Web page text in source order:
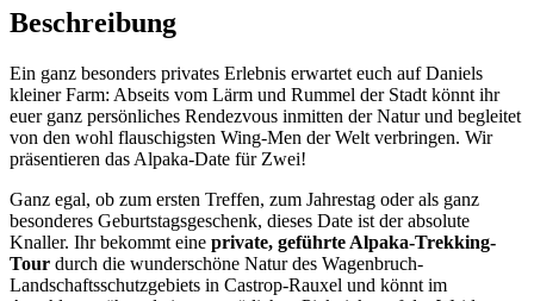
-
14:00
Menge
Beschreibung
Ein ganz besonders privates Erlebnis erwartet euch auf Daniels
kleiner Farm: Abseits vom Lärm und Rummel der Stadt könnt ihr
euer ganz persönliches Rendezvous inmitten der Natur und begleitet
von den wohl flauschigsten Wing-Men der Welt verbringen. Wir
präsentieren das Alpaka-Date für Zwei!
Ganz egal, ob zum ersten Treffen, zum Jahrestag oder als ganz
besonderes Geburtstagsgeschenk, dieses Date ist der absolute
Knaller. Ihr bekommt eine private, geführte Alpaka-Trekking-
Tour durch die wunderschöne Natur des Wagenbruch-
Landschaftsschutzgebiets in Castrop-Rauxel und könnt im